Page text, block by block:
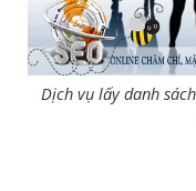
Dịch vụ lấy danh